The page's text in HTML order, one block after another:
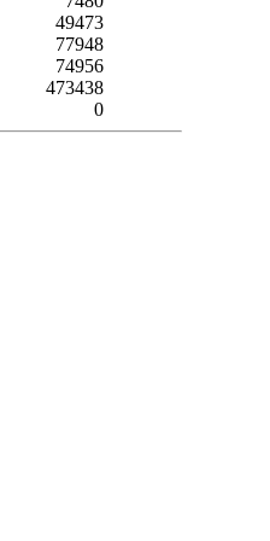
49473
77948
74956
473438
0